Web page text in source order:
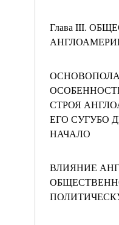
Глава III.
СТРОЯ
ЕГО СУГУБО
НАЧАЛО
ВЛИЯНИЕ